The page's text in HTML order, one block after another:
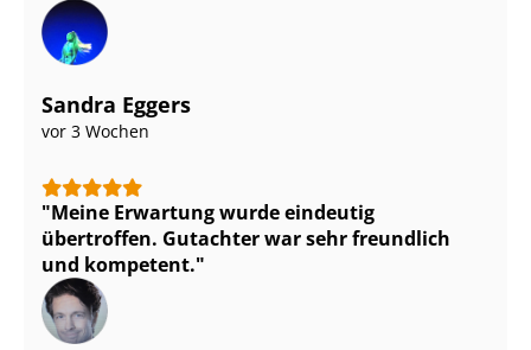
Sandra Eggers
vor 3 Wochen
Meine Erwartung wurde eindeutig
übertroffen. Gutachter war sehr freundlich
und kompetent.